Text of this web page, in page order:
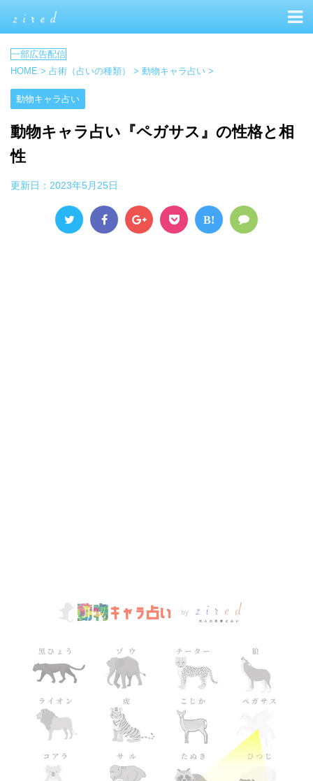
HOME > 占術（占いの種類） > 動物キャラ占い >
動物キャラ占い
動物キャラ占い『ペガサス』の性格と相
性
更新日： 2023年5月25日
B!